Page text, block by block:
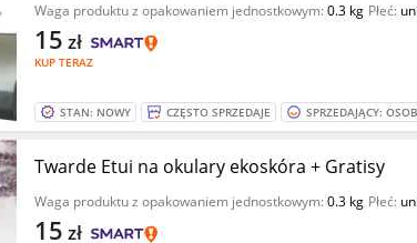
Waga produktu z opakowaniem jednostkowym:0.3 kg Płeć:
KUP TERAZ
15 zł
STAN: NOWY CZĘSTO SPRZEDAJE SPRZEDAJĄCY:
Twarde Etui na okulary ekoskóra + Gratisy
Waga produktu z opakowaniem jednostkowym:0.3 kg Płeć:
15 zł